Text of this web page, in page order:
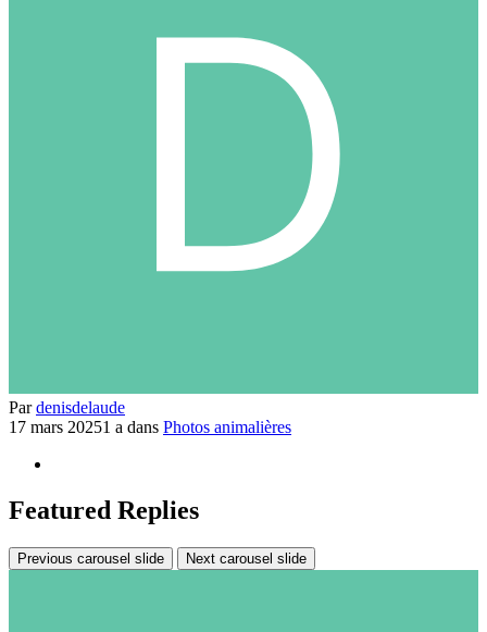
Pardenisdelaude
17 mars 20251 a dans Photos animalières
Featured Replies
Previous carousel slide Next carousel slide